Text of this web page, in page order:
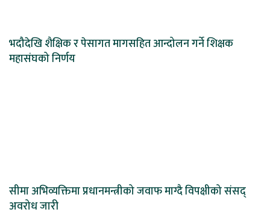
भदौदेखि शैक्षिक र पेसागत मागसहित आन्दोलन गर्ने शिक्षक
महासंघको निर्णय
सीमा अभिव्यक्तिमा प्रधानमन्त्रीको जवाफ माग्दै विपक्षीको संसद्
अवरोध जारी